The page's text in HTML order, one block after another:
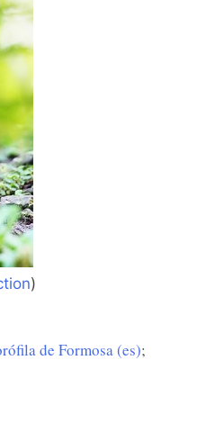
)
de Formosa (es);